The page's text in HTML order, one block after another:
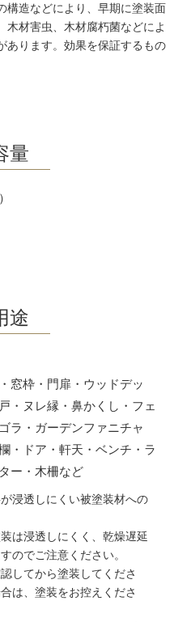
造などにより、早期に塗装面
木材害虫、木材腐朽菌などによ
あります。効果を保証するもの
量
途
窓枠・門扉・ウッドデッ
・ヌレ縁・鼻かくし・フェ
ラ・ガーデンファニチャ
・ドア・軒天・ベンチ・ラ
ー・木柵など
浸透しにくい被塗装材への
は浸透しにくく、乾燥遅延
のでご注意ください。
してから塗装してくださ
は、塗装をお控えくださ